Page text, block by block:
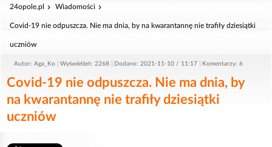
24opole.pl Wiadomości
Covid-19 nie odpuszcza. Nie ma dnia, by na kwarantannę nie trafiły dziesiątki
uczniów
Autor: Aga_Ko Wyświetleń: 2268 Dodano: 2021-11-10 / 11:17 Komentarzy: 6
Covid-19 nie odpuszcza. Nie ma dnia, by
na kwarantannę nie trafiły dziesiątki
uczniów